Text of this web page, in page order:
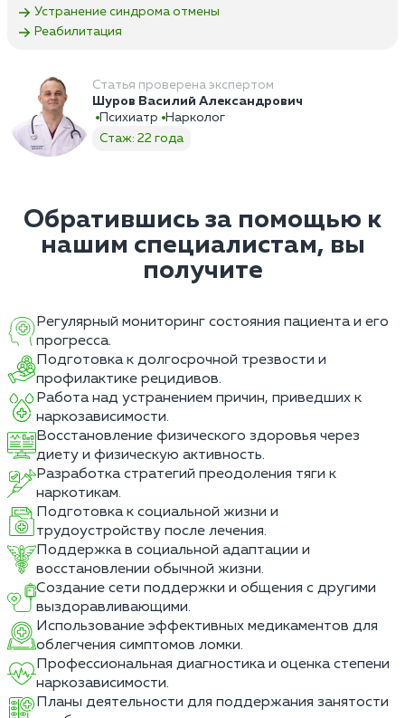
Устранение синдрома отмены
Реабилитация
Статья проверена экспертом
Шуров Василий Александрович
Психиатр
Нарколог
Стаж: 22 года
Обратившись за помощью к
нашим специалистам, вы
получите
Регулярный мониторинг состояния пациента и его
прогресса.
Подготовка к долгосрочной трезвости и
профилактике рецидивов.
Работа над устранением причин, приведших к
наркозависимости.
Восстановление физического здоровья через
диету и физическую активность.
Разработка стратегий преодоления тяги к
наркотикам.
Подготовка к социальной жизни и
трудоустройству после лечения.
Поддержка в социальной адаптации и
восстановлении обычной жизни.
Создание сети поддержки и общения с другими
выздоравливающими.
Использование эффективных медикаментов для
облегчения симптомов ломки.
Профессиональная диагностика и оценка степени
наркозависимости.
Планы деятельности для поддержания занятости